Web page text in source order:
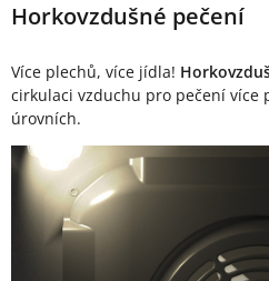
Horkovzdušné pečení
Více plechů, více jídla!
cirkulaci vzduchu pro pečení více
úrovních.